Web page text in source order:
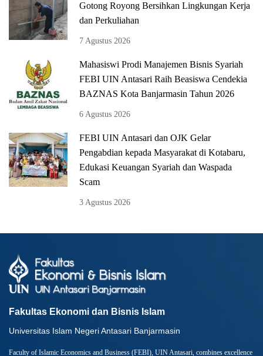
Gotong Royong Bersihkan Lingkungan Kerja
dan Perkuliahan
7 Agustus 2026
Mahasiswi Prodi Manajemen Bisnis Syariah
FEBI UIN Antasari Raih Beasiswa Cendekia
BAZNAS Kota Banjarmasin Tahun 2026
6 Agustus 2026
FEBI UIN Antasari dan OJK Gelar
Pengabdian kepada Masyarakat di Kotabaru,
Edukasi Keuangan Syariah dan Waspada
Scam
3 Agustus 2026
Fakultas Ekonomi dan Bisnis Islam
Universitas Islam Negeri Antasari Banjarmasin
Faculty of Islamic Economics and Business (FEBI), UIN Antasari, combines excellence